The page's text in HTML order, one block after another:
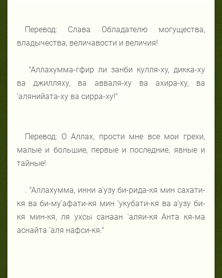
Перевод: Слава Обладателю могущества,
владычества, величавости и величия!
"Аллахумма-гфир ли занби кулля-ху, дикка-ху
ва джилляху, ва авваля-ху ва ахира-ху, ва
'алянийата-ху ва сирра-ху!"
Перевод: О Аллах, прости мне все мои грехи,
малые и большие, первые и последние, явные и
тайные!
. "Аллахумма, инни а'узу би-рида-кя мин сахати-
кя ва би-му'афати-кя мин 'укубати-кя ва а'узу би-
кя мин-кя, ля ухсы санаан 'аляи-кя Анта кя-ма
аснайта 'аля нафси-кя."